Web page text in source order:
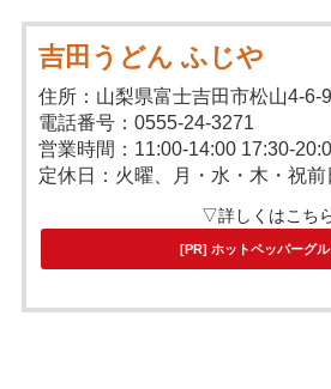
吉田うどん ふじや
住所：山梨県富士吉田市松山4-6-9
電話番号：0555-24-3271
営業時間：11:00-14:00 17:30-
定休日：火曜、月・水・木・祝前
▽詳しくはこち
[PR] ホットペッパーグル